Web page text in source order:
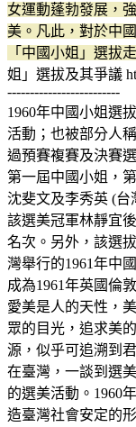
女運動蓬勃發展，
美。凡此，對於中
「中國小姐」選拔
姐」選拔及其爭議
-------------------------
1960年中國小姐選
活動；也被部分人
過預賽複賽及決賽
第一屆中國小姐，
沈斐文及李秀英 (台
該選美冠軍林靜宜
名次。另外，該選
灣舉行的1961年中
成為1961年英國倫
愛美是人的天性，
眾的目光，追求美
源，似乎可追溯到
在臺灣，一談到選
的選美活動。1960
造臺灣社會安定的